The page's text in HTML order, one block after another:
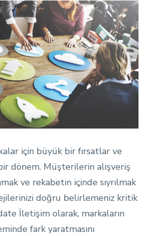
için büyük bir fırsatlar ve
dönem. Müşterilerin alışveriş
ve rekabetin içinde sıyrılmak
doğru belirlemeniz kritik
İletişim olarak, markaların
fark yaratmasını